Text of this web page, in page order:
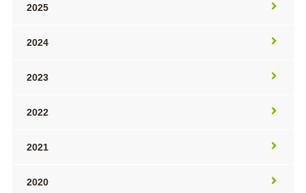
2025
2024
2023
2022
2021
2020